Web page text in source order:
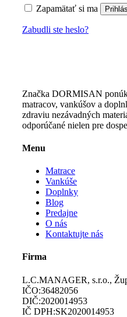
Zapamätať si ma
Zabudli ste heslo?
Značka DORMISAN
matracov, vankúšov a
zdraviu nezávadných
odporúčané nielen pre
Menu
Matrace
Vankúše
Doplnky
Blog
Predajne
O nás
Kontaktujte nás
Firma
L.C.MANAGER, s.r.o.,
IČO:36482056
DIČ:2020014953
IČ DPH:SK2020014953